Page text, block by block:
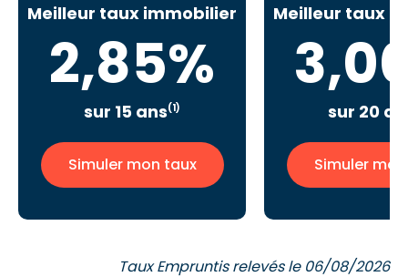
Meilleur taux immobilier
2,85%
sur 15 ans(1)
Simuler mon taux
Meilleur taux
sur 20
Simuler
Taux Empruntis relevés le 06/08/2026